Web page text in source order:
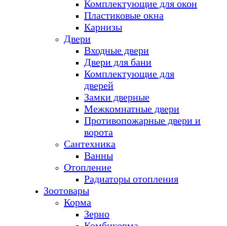
Комплектующие для окон
Пластиковые окна
Карнизы
Двери
Входные двери
Двери для бани
Комплектующие для
дверей
Замки дверные
Межкомнатные двери
Противопожарные двери и
ворота
Сантехника
Ванны
Отопление
Радиаторы отопления
Зоотовары
Корма
Зерно